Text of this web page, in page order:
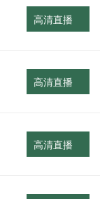
高清直播
高清直播
高清直播